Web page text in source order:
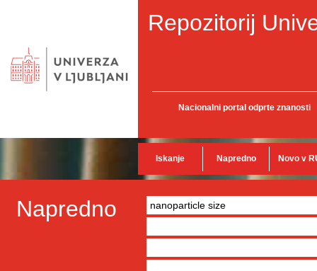
Repozitorij
Nacionalni portal odprte znanosti
Iskanje Napredno Novo v
Napredno